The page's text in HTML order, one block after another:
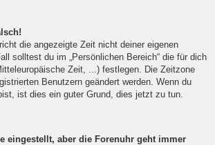
die angezeigte Zeit nicht deiner eigenen
solltest du im „Persönlichen Bereich“ die für dich
Zeit, ...) festlegen. Die Zeitzone
Benutzern geändert werden. Wenn du
ist dies ein guter Grund, dies jetzt zu tun.
eingestellt, aber die Forenuhr geht immer